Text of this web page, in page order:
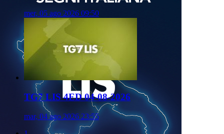
mer, 05 ago 2026 09:50
TG7 LIS 4ED 04-08-2026
mar, 04 ago 2026 23:55